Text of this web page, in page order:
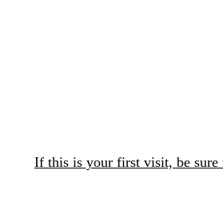
If this is your first visit, be sure